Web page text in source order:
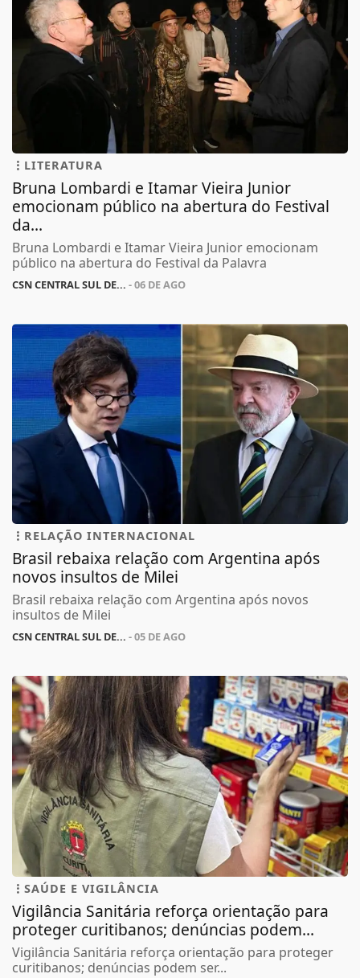
LITERATURA
Bruna Lombardi e Itamar Vieira Junior
emocionam público na abertura do Festival
da...
Bruna Lombardi e Itamar Vieira Junior emocionam
público na abertura do Festival da Palavra
CSN CENTRAL SUL DE... - 06 DE AGO
RELAÇÃO INTERNACIONAL
Brasil rebaixa relação com Argentina após
novos insultos de Milei
Brasil rebaixa relação com Argentina após novos
insultos de Milei
CSN CENTRAL SUL DE... - 05 DE AGO
SAÚDE E VIGILÂNCIA
Vigilância Sanitária reforça orientação para
proteger curitibanos; denúncias podem...
Vigilância Sanitária reforça orientação para proteger
curitibanos; denúncias podem ser...